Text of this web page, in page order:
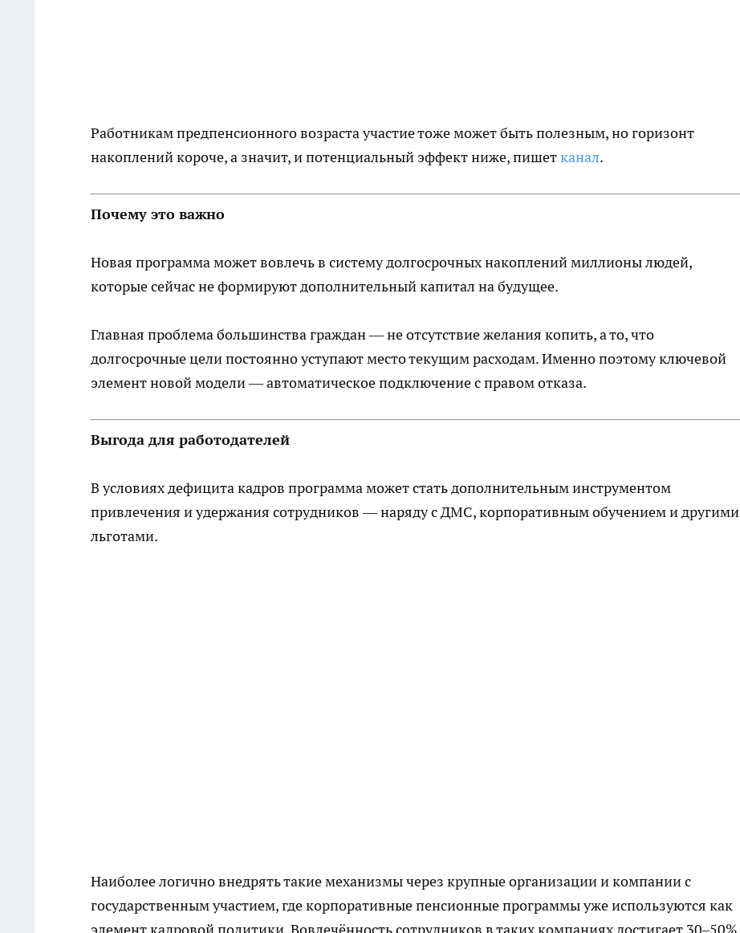
Работникам предпенсионного возраста участие тоже может быть полезным, но горизонт
накоплений короче, а значит, и потенциальный эффект ниже, пишетканал.
Почему это важно
Новая программа может вовлечь в систему долгосрочных накоплений миллионы людей,
которые сейчас не формируют дополнительный капитал на будущее.
Главная проблема большинства граждан — не отсутствие желания копить, а то, что
долгосрочные цели постоянно уступают место текущим расходам. Именно поэтому ключевой
элемент новой модели — автоматическое подключение с правом отказа.
Выгода для работодателей
В условиях дефицита кадров программа может стать дополнительным инструментом
привлечения и удержания сотрудников — наряду с ДМС, корпоративным обучением и другими
льготами.
Наиболее логично внедрять такие механизмы через крупные организации и компании с
государственным участием, где корпоративные пенсионные программы уже используются как